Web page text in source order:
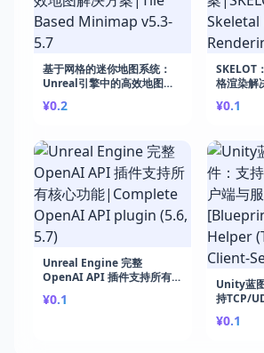
基于网格的迷你地图系统：
Unreal引擎中的高效地图解
Minimap v5.3-5.7
¥0.2
SKELOT
格渲染解
¥0.1
Unreal Engine 完整
OpenAI API 插件支持所有核
API plugin (5.6, 5.7)
¥0.1
Unity蓝
持TCP/
Helper
¥0.1